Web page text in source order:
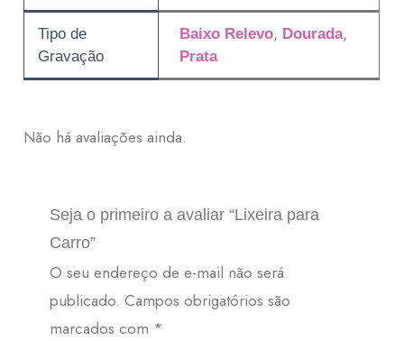
Tipo de
Gravação
Baixo Relevo, Dourada,
Prata
Não há avaliações ainda.
Seja o primeiro a avaliar “Lixeira para
Carro”
O seu endereço de e-mail não será
publicado. Campos obrigatórios são
marcados com *